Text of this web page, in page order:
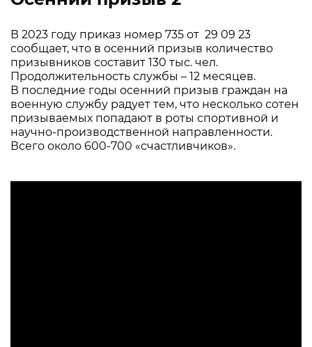
В 2023 году приказ номер 735 от 29 09 23
сообщает, что в осенний призыв количество
призывников составит 130 тыс. чел.
Продолжительность службы – 12 месяцев.
В последние годы осенний призыв граждан на
военную службу радует тем, что несколько сотен
призываемых попадают в роты спортивной и
научно-производственной направленности.
Всего около 600-700 «счастливчиков».